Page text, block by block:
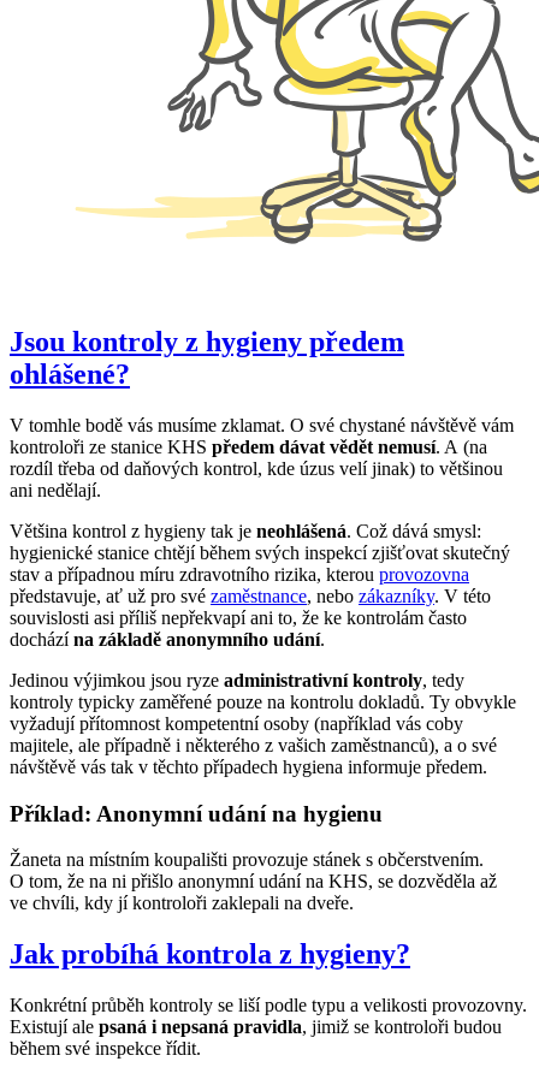
Jsou kontroly z hygieny předem
ohlášené?
V tomhle bodě vás musíme zklamat. O své chystané návštěvě vám
kontroloři ze stanice KHS předem dávat vědět nemusí. A (na
rozdíl třeba od daňových kontrol, kde úzus velí jinak) to většinou
ani nedělají.
Většina kontrol z hygieny tak je neohlášená. Což dává smysl:
hygienické stanice chtějí během svých inspekcí zjišťovat skutečný
stav a případnou míru zdravotního rizika, kterou provozovna
představuje, ať už pro své zaměstnance, nebo zákazníky. V této
souvislosti asi příliš nepřekvapí ani to, že ke kontrolám často
docházína základě anonymního udání.
Jedinou výjimkou jsou ryze administrativní kontroly, tedy
kontroly typicky zaměřené pouze na kontrolu dokladů. Ty obvykle
vyžadují přítomnost kompetentní osoby (například vás coby
majitele, ale případně i některého z vašich zaměstnanců), a o své
návštěvě vás tak v těchto případech hygiena informuje předem.
Příklad: Anonymní udání na hygienu
Žaneta na místním koupališti provozuje stánek s občerstvením.
O tom, že na ni přišlo anonymní udání na KHS, se dozvěděla až
ve chvíli, kdy jí kontroloři zaklepali na dveře.
Jak probíhá kontrola z hygieny?
Konkrétní průběh kontroly se liší podle typu a velikosti provozovny.
Existují ale psaná i nepsaná pravidla, jimiž se kontroloři budou
během své inspekce řídit.